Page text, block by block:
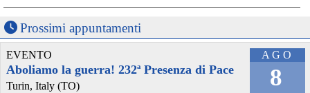
Prossimi appuntamenti
AGO
8
EVENTO
Aboliamo la guerra! 232ª Presenza di Pace
Turin, Italy (TO)